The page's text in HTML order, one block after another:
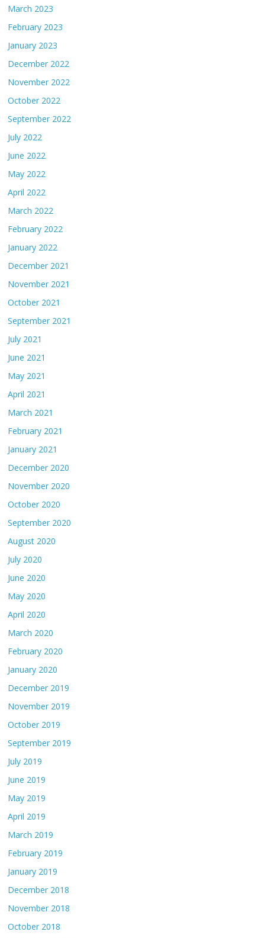
March 2023
February 2023
January 2023
December 2022
November 2022
October 2022
September 2022
July 2022
June 2022
May 2022
April 2022
March 2022
February 2022
January 2022
December 2021
November 2021
October 2021
September 2021
July 2021
June 2021
May 2021
April 2021
March 2021
February 2021
January 2021
December 2020
November 2020
October 2020
September 2020
August 2020
July 2020
June 2020
May 2020
April 2020
March 2020
February 2020
January 2020
December 2019
November 2019
October 2019
September 2019
July 2019
June 2019
May 2019
April 2019
March 2019
February 2019
January 2019
December 2018
November 2018
October 2018